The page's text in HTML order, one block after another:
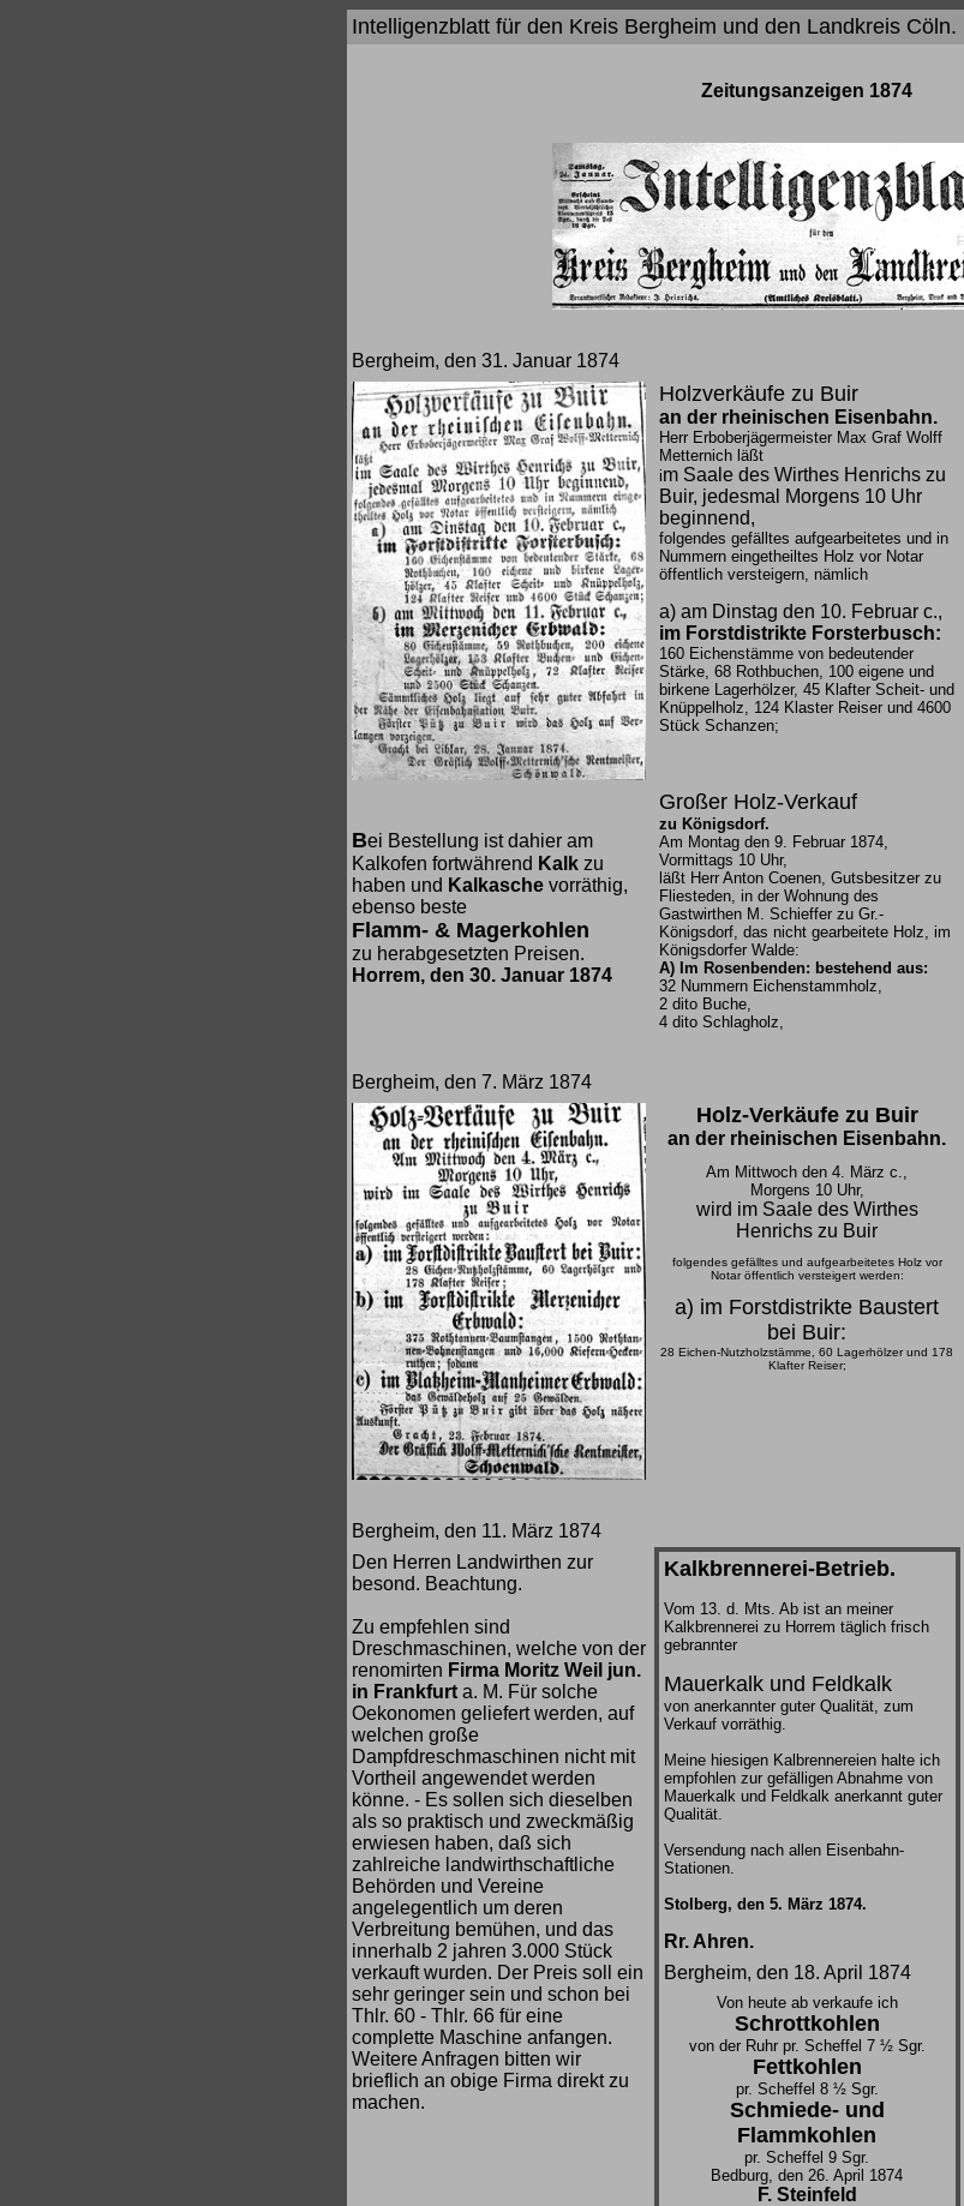
Intelligenzblatt für den Kreis Bergheim und den Landkreis Cöln.
Zeitungsanzeigen 1874
Bergheim, den 31. Januar 1874
Holzverkäufe zu Buir
an der rheinischen Eisenbahn.
Herr Erboberjägermeister Max Graf Wolff
Metternich läßt
im Saale des Wirthes Henrichs zu
Buir, jedesmal Morgens 10 Uhr
beginnend,
folgendes gefälltes aufgearbeitetes und in
Nummern eingetheiltes Holz vor Notar
öffentlich versteigern, nämlich
a) am Dinstag den 10. Februar c.,
im Forstdistrikte Forsterbusch:
160 Eichenstämme von bedeutender
Stärke, 68 Rothbuchen, 100 eigene und
birkene Lagerhölzer, 45 Klafter Scheit- und
Knüppelholz, 124 Klaster Reiser und 4600
Stück Schanzen;
Großer Holz-Verkauf
zu Königsdorf.
Am Montag den 9. Februar 1874,
Vormittags 10 Uhr,
läßt Herr Anton Coenen, Gutsbesitzer zu
Fliesteden, in der Wohnung des
Gastwirthen M. Schieffer zu Gr.-
Königsdorf, das nicht gearbeitete Holz, im
Königsdorfer Walde:
A) Im Rosenbenden: bestehend aus:
32 Nummern Eichenstammholz,
2 dito Buche,
4 dito Schlagholz,
Bei Bestellung ist dahier am
Kalkofen fortwährend Kalkzu
haben und Kalkaschevorräthig,
ebenso beste
Flamm- & Magerkohlen
zu herabgesetzten Preisen.
Horrem, den 30. Januar 1874
Bergheim, den 7. März 1874
Holz-Verkäufe zu Buir
an der rheinischen Eisenbahn.
Am Mittwoch den 4. März c.,
Morgens 10 Uhr,
wird im Saale des Wirthes
Henrichs zu Buir
folgendes gefälltes und aufgearbeitetes Holz vor
Notar öffentlich versteigert werden:
a) im Forstdistrikte Baustert
bei Buir:
28 Eichen-Nutzholzstämme, 60 Lagerhölzer und 178
Klafter Reiser;
Bergheim, den 11. März 1874
Den Herren Landwirthen zur
besond. Beachtung.
Zu empfehlen sind
Dreschmaschinen, welche von der
renomirten Firma Moritz Weil jun.
in Frankfurt a. M. Für solche
Oekonomen geliefert werden, auf
welchen große
Dampfdreschmaschinen nicht mit
Vortheil angewendet werden
könne. - Es sollen sich dieselben
als so praktisch und zweckmäßig
erwiesen haben, daß sich
zahlreiche landwirthschaftliche
Behörden und Vereine
angelegentlich um deren
Verbreitung bemühen, und das
innerhalb 2 jahren 3.000 Stück
verkauft wurden. Der Preis soll ein
sehr geringer sein und schon bei
Thlr. 60 - Thlr. 66 für eine
complette Maschine anfangen.
Weitere Anfragen bitten wir
brieflich an obige Firma direkt zu
machen.
Kalkbrennerei-Betrieb.
Vom 13. d. Mts. Ab ist an meiner
Kalkbrennerei zu Horrem täglich frisch
gebrannter
Mauerkalk und Feldkalk
von anerkannter guter Qualität, zum
Verkauf vorräthig.
Meine hiesigen Kalbrennereien halte ich
empfohlen zur gefälligen Abnahme von
Mauerkalk und Feldkalk anerkannt guter
Qualität.
Versendung nach allen Eisenbahn-
Stationen.
Stolberg, den 5. März 1874.
Rr. Ahren.
Bergheim, den 18. April 1874
Von heute ab verkaufe ich
Schrottkohlen
von der Ruhr pr. Scheffel 7 ½ Sgr.
Fettkohlen
pr. Scheffel 8 ½ Sgr.
Schmiede- und
Flammkohlen
pr. Scheffel 9 Sgr.
Bedburg, den 26. April 1874
F. Steinfeld